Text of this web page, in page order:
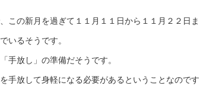
この新月を過ぎて１１月１１日から１１月２２日ま
いるそうです。
手放し」の準備だそうです。
手放して身軽になる必要があるということなのです